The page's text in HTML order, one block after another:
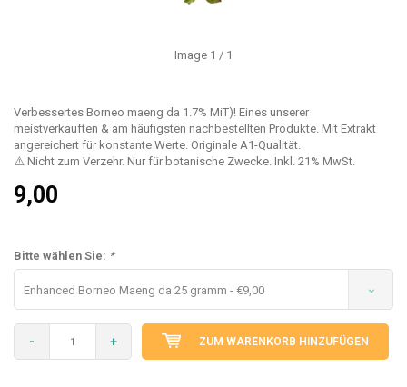
Image 1 / 1
Verbessertes Borneo maeng da 1.7% MiT)! Eines unserer
meistverkauften & am häufigsten nachbestellten Produkte. Mit Extrakt
angereichert für konstante Werte. Originale A1-Qualität.
⚠️ Nicht zum Verzehr. Nur für botanische Zwecke. Inkl. 21% MwSt.
9,00
Bitte wählen Sie: *
Enhanced Borneo Maeng da 25 gramm - €9,00
- + ZUM WARENKORB HINZUFÜGEN